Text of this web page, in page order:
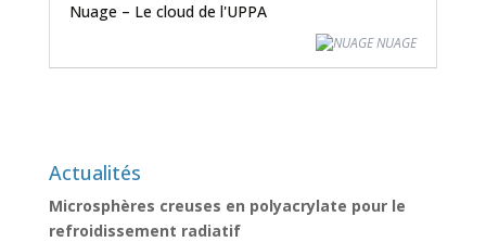
Nuage – Le cloud de l'UPPA
NUAGE
Actualités
Microsphères creuses en polyacrylate pour le
refroidissement radiatif